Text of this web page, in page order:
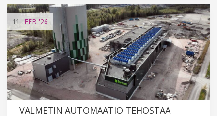
11 FEB '26
VALMETIN AUTOMAATIO TEHOSTAA